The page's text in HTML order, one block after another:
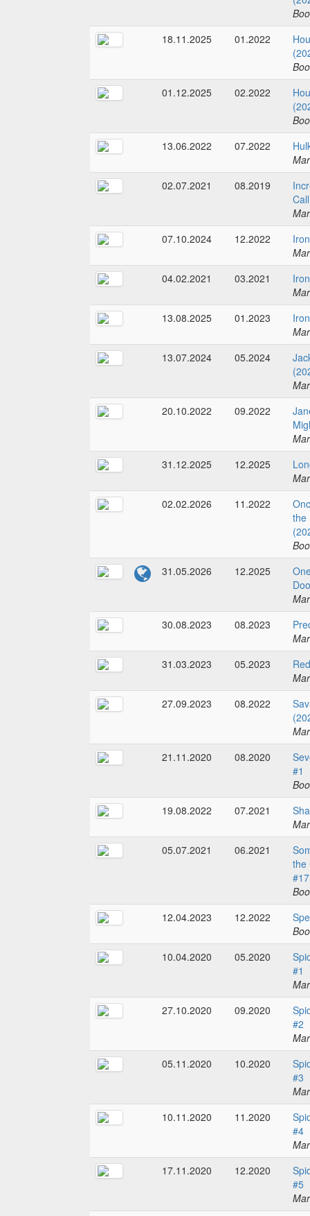
18.11.2025
01.2022
01.12.2025
02.2022
13.06.2022
07.2022
02.07.2021
08.2019
07.10.2024
12.2022
04.02.2021
03.2021
13.08.2025
01.2023
13.07.2024
05.2024
20.10.2022
09.2022
31.12.2025
12.2025
02.02.2026
11.2022
the
31.05.2026
12.2025
30.08.2023
08.2023
31.03.2023
05.2023
27.09.2023
08.2022
21.11.2020
08.2020
#1
19.08.2022
07.2021
05.07.2021
06.2021
the
#17
12.04.2023
12.2022
10.04.2020
05.2020
#1
27.10.2020
09.2020
#2
05.11.2020
10.2020
#3
10.11.2020
11.2020
#4
17.11.2020
12.2020
#5